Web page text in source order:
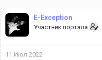
е
м
ы
а
л
E-Exception
Участник портала
11 Июл 2022